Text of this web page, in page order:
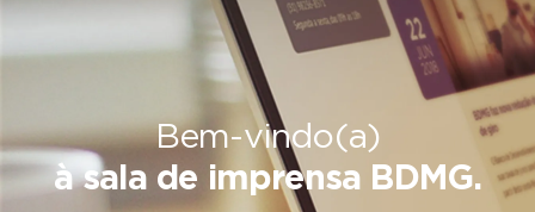
Bem-vindo(a)
à sala de imprensa BDMG.